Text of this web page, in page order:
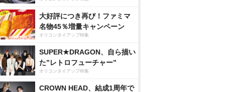
大好評につき再び！ファミマ
名物45％増量キャンペーン
オリコンタイアップ特集
SUPER★DRAGON、自ら描い
た”レトロフューチャー”
オリコンタイアップ特集
CROWN HEAD、結成1周年で